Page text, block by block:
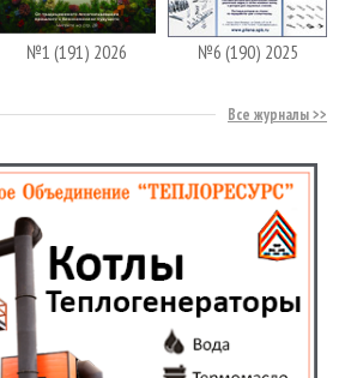
№1 (191) 2026 №6 (190) 2025
Все журналы